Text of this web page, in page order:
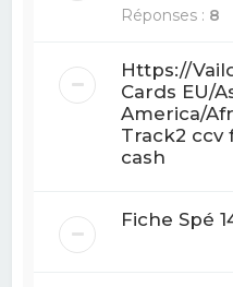
Réponses : 8
Https://
Cards EU/
America/
Track2 ccv
cash
Fiche Spé